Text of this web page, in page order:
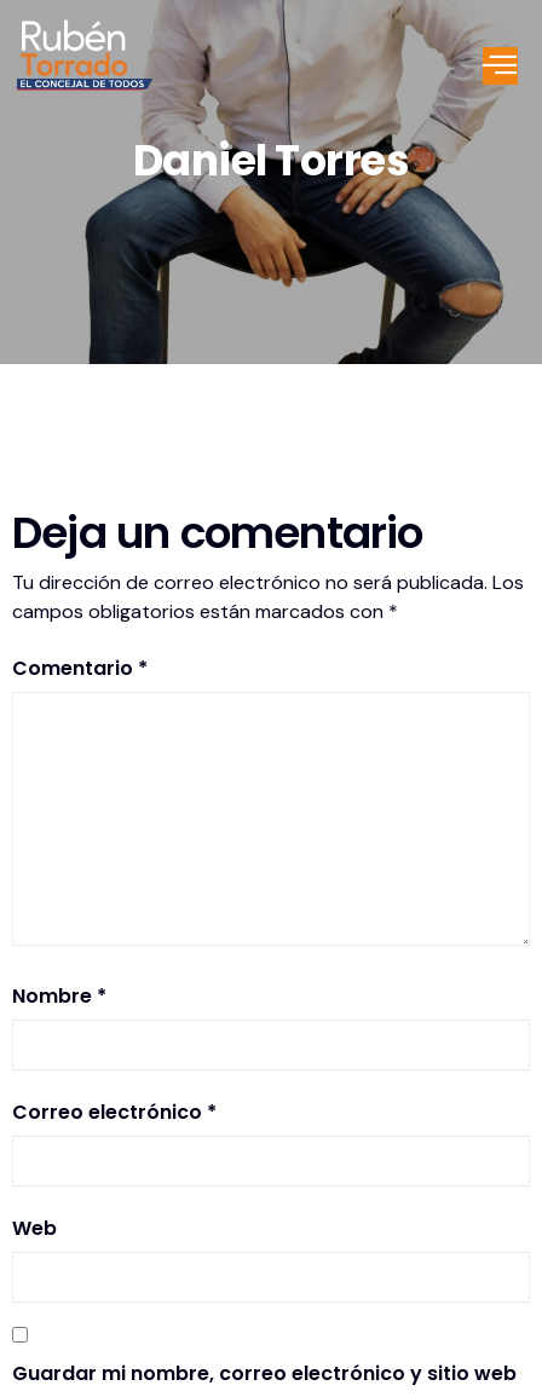
Daniel Torres
Deja un comentario
Tu dirección de correo electrónico no será publicada. Los
campos obligatorios están marcados con *
Comentario *
Nombre *
Correo electrónico *
Web
Guardar mi nombre, correo electrónico y sitio web